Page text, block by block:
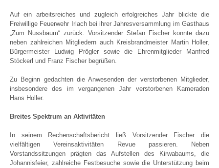
Auf ein arbeitsreiches und zugleich erfolgreiches Jahr blickte die
Freiwillige Feuerwehr Irlach bei ihrer Jahresversammlung im Gasthaus
„Zum Nussbaum“ zurück. Vorsitzender Stefan Fischer konnte dazu
neben zahlreichen Mitgliedern auch Kreisbrandmeister Martin Holler,
Bürgermeister Ludwig Prögler sowie die Ehrenmitglieder Manfred
Stöckerl und Franz Fischer begrüßen.
Zu Beginn gedachten die Anwesenden der verstorbenen Mitglieder,
insbesondere des im vergangenen Jahr verstorbenen Kameraden
Hans Holler.
Breites Spektrum an Aktivitäten
In seinem Rechenschaftsbericht ließ Vorsitzender Fischer die
vielfältigen Vereinsaktivitäten Revue passieren. Neben
Vorstandssitzungen prägten das Aufstellen des Kirwabaums, die
Johannisfeier, zahlreiche Festbesuche sowie die Unterstützung beim